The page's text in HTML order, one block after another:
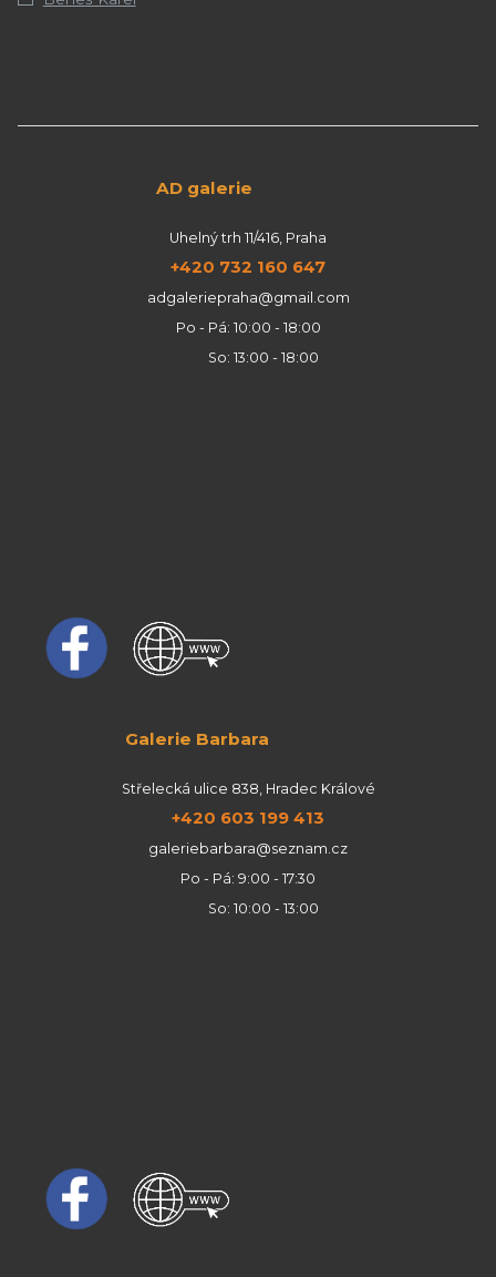
AD galerie
Uhelný trh 11/416, Praha
+420 732 160 647
adgaleriepraha@gmail.com
Po - Pá: 10:00 - 18:00
So: 13:00 - 18:00
Galerie Barbara
Střelecká ulice 838, Hradec Králové
+420 603 199 413
galeriebarbara@seznam.cz
Po - Pá: 9:00 - 17:30
So: 10:00 - 13:00